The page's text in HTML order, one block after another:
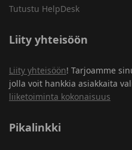
Tutustu HelpDesk
Liity yhteisöön
Liity yhteisöön! Tarjoamme
jolla voit hankkia asiakkaita
liiketoiminta kokonaisuus
Pikalinkki